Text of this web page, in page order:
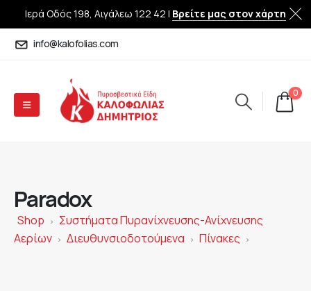
Ιερά Οδός 198, Αιγάλεω 122 42 | Βρείτε μας στον χάρτη
info@kalofolias.com
0
Paradox
Shop >
Συστήματα Πυρανίχνευσης-Ανίχνευσης
Αερίων > Διευθυνσιοδοτούμενα > Πίνακες >